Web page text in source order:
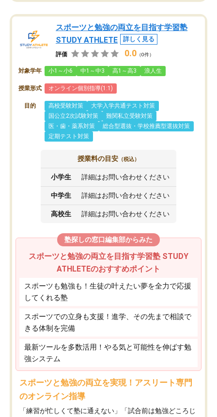
スポーツと勉強の両立を目指す学習塾
STUDY ATHLETE
詳しく見る
評価 0.0 （0件）
対象学年 小1～小6 中1～中3 高1～高3 浪人生
授業形式 オンライン個別指導(1:1)
目的 高校受験対策
大学入学共通テスト対策
国公立2次試験対策
難関私立受験対策
医・歯・薬系対策
総合型選抜・学校推薦型選抜対策
定期テスト対策
授業料の目安 （税込）
小学生 詳細はお問い合わせください
中学生 詳細はお問い合わせください
高校生 詳細はお問い合わせください
塾探しの窓口編集部からみた
スポーツと勉強の両立を目指す学習塾 STUDY
ATHLETEのおすすめポイント
スポーツも勉強も！生徒の叶えたい夢を全力で応援
してくれる塾
スポーツでの立身も支援！進学、その先まで相談で
きる体制を完備
最新ツールを多数活用！やる気と可能性を伸ばす勉
強システム
スポーツと勉強の両立を実現！アスリート専門
のオンライン指導
「練習が忙しくて塾に通えない」「試合前は勉強どころじ